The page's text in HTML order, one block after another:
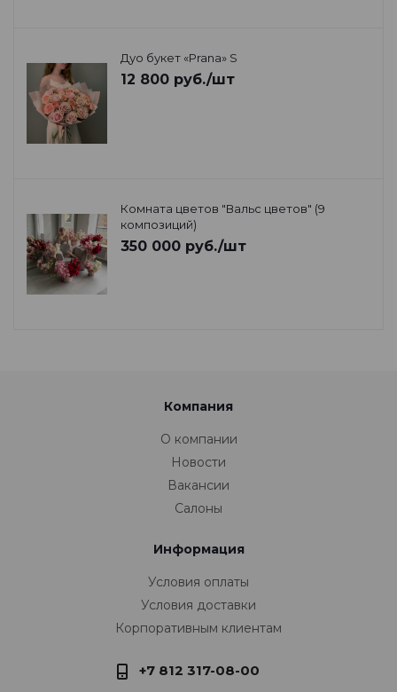
Дуо букет «Prana» S
12 800 руб./шт
Комната цветов "Вальс цветов" (9
композиций)
350 000 руб./шт
Компания
О компании
Новости
Вакансии
Салоны
Информация
Условия оплаты
Условия доставки
Корпоративным клиентам
+7 812 317-08-00